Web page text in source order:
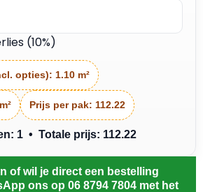
(10%)
opties): 1.10 m²
Prijs per pak: 112.22
1 • Totale prijs: 112.22
of wil je direct een bestelling
ons op 06 8794 7804 met het